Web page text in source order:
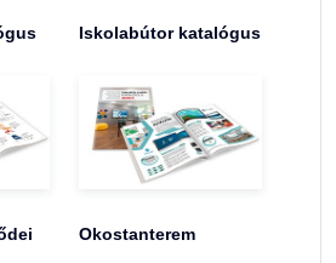
Iskolabútor katalógus
Okostanterem